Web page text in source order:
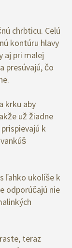
chrbticu. Celú
kontúru hlavy
aj pri malej
presúvajú, čo
krku aby
už žiadne
k
ľahko ukolíše k
odporúčajú nie
teraz